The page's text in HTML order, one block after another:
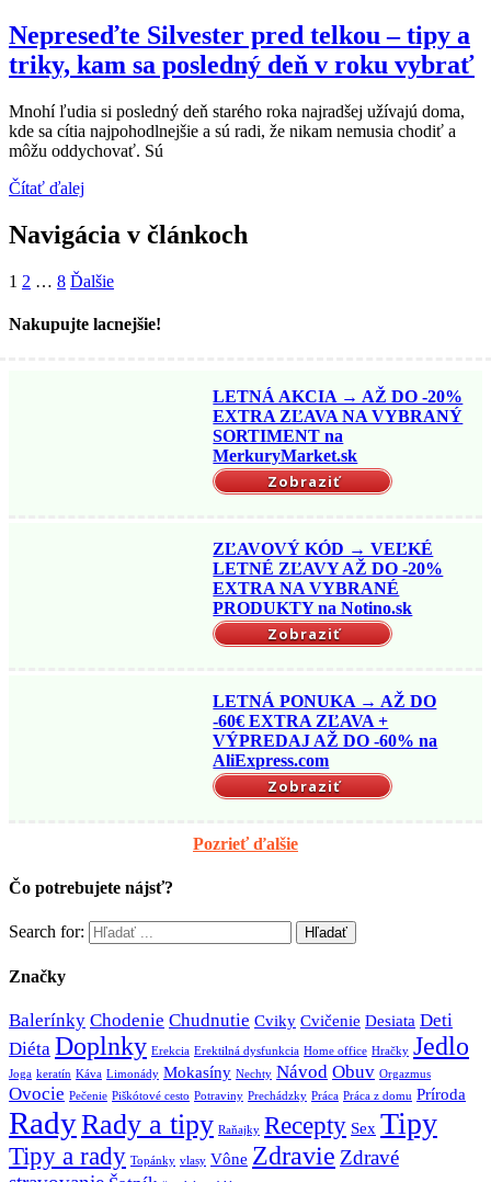
Nepreseďte Silvester pred telkou – tipy a
triky, kam sa posledný deň v roku vybrať
Mnohí ľudia si posledný deň starého roka najradšej užívajú doma,
kde sa cítia najpohodlnejšie a sú radi, že nikam nemusia chodiť a
môžu oddychovať. Sú
Čítať ďalej
Navigácia v článkoch
1 2 … 8 Ďalšie
Nakupujte lacnejšie!
LETNÁ AKCIA → AŽ DO -20%
EXTRA ZĽAVA NA VYBRANÝ
SORTIMENT na
MerkuryMarket.sk
Zobraziť
ZĽAVOVÝ KÓD → VEĽKÉ
LETNÉ ZĽAVY AŽ DO -20%
EXTRA NA VYBRANÉ
PRODUKTY na Notino.sk
Zobraziť
LETNÁ PONUKA → AŽ DO
-60€ EXTRA ZĽAVA +
VÝPREDAJ AŽ DO -60% na
AliExpress.com
Zobraziť
Pozrieť ďalšie
Čo potrebujete nájsť?
Search for:
Značky
Balerínky Chodenie Chudnutie Cviky Cvičenie Desiata Deti
Diéta Doplnky Erekcia Erektilná dysfunkcia Home office Hračky Jedlo
Joga keratín Káva Limonády Mokasíny Nechty Návod Obuv Orgazmus
Ovocie Pečenie Piškótové cesto Potraviny Prechádzky Práca Práca z domu Príroda
RadyRady a tipy Raňajky Recepty Sex Tipy
Tipy a rady Topánky vlasy Vône Zdravie Zdravé